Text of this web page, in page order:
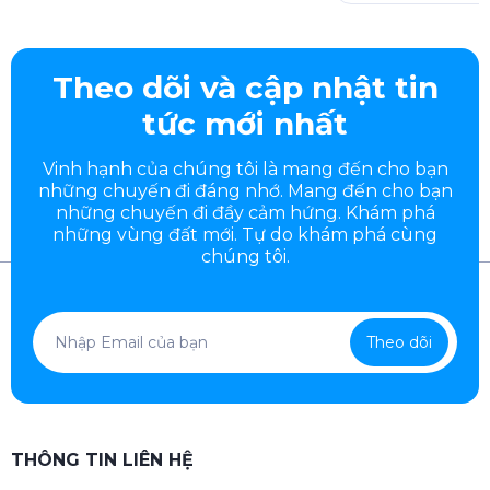
Theo dõi và cập nhật tin
tức mới nhất
Vinh hạnh của chúng tôi là mang đến cho bạn
những chuyến đi đáng nhớ. Mang đến cho bạn
những chuyến đi đầycảm hứng. Khám phá
những vùng đất mới. Tự do khám phá cùng
chúng tôi.
Theo dõi
THÔNG TIN LIÊN HỆ